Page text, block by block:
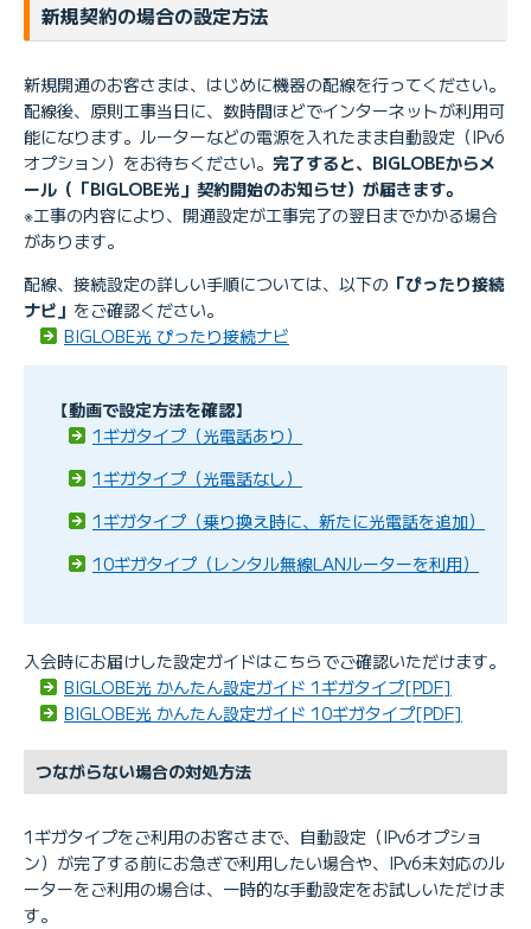
新規契約の場合の設定方法
新規開通のお客さまは、はじめに機器の配線を行ってください。
配線後、原則工事当日に、数時間ほどでインターネットが利用可
能になります。ルーターなどの電源を入れたまま自動設定（IPv6
オプション）をお待ちください。 完了すると、BIGLOBEからメ
ール（「BIGLOBE光」契約開始のお知らせ）が届きます。
※工事の内容により、開通設定が工事完了の翌日までかかる場合
があります。
配線、接続設定の詳しい手順については、以下の 「ぴったり接続
ナビ」 をご確認ください。
BIGLOBE光 ぴったり接続ナビ
【動画で設定方法を確認】
1ギガタイプ（光電話あり）
1ギガタイプ（光電話なし）
1ギガタイプ（乗り換え時に、新たに光電話を追加）
10ギガタイプ（レンタル無線LANルーターを利用）
入会時にお届けした設定ガイドはこちらでご確認いただけます。
BIGLOBE光 かんたん設定ガイド 1ギガタイプ[PDF]
BIGLOBE光 かんたん設定ガイド 10ギガタイプ[PDF]
つながらない場合の対処方法
1ギガタイプをご利用のお客さまで、自動設定（IPv6オプショ
ン）が完了する前にお急ぎで利用したい場合や、IPv6未対応のル
ーターをご利用の場合は、一時的な手動設定をお試しいただけま
す。